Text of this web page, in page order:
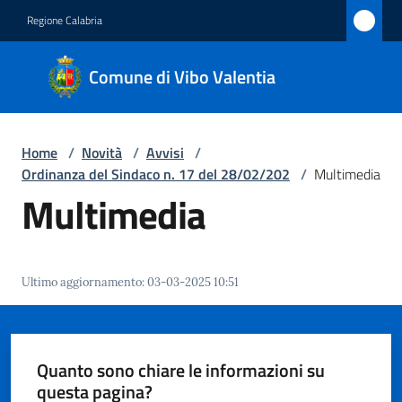
Regione Calabria
Comune di Vibo Valentia
Comune
di Vibo
Valentia
Servizi
Vivere
Vibo
Valentia
Home / Novità / Avvisi /
Ordinanza del Sindaco n. 17 del 28/02/202 / Multimedia
Multimedia
Ultimo aggiornamento:03-03-2025 10:51
Quanto sono chiare le informazioni su
questa pagina?